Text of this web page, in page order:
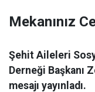
Mekanınız
Şehit Aileleri
Derneği Başkanı
mesajı yayınladı.